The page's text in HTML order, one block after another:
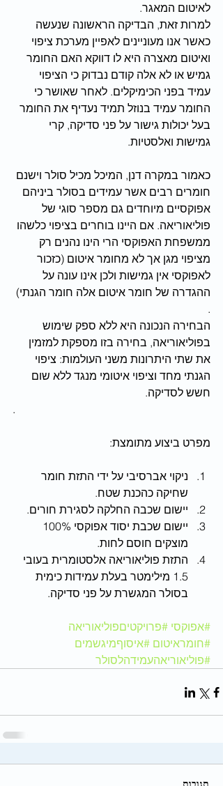
לאיטום המאגר.
למרות זאת, הבדיקה הראשונה שנעשה
כאשר אנו מעוניינים לאפיין מערכת ציפוי
ואיטום מאצרה היא לו דווקא האם החומר
גמיש או לא אלה קודם נבדוק כי הציפוי
עמיד בפני הכימיקלים. לאחר שאושר כי
החומר עמיד בנוזל תמיד נעדיף את החומר
בעל יכולות גישור על פני סדיקה, קרי
גמישות ואלסטיות.
כאמור במקרה דנן, המיכל מכיל סולר וישנם
חומרים רבים אשר עמידים בסולר ביניהם
אפוקסיים מיוחדים גם מספר סוגי של
פוליאוריאה. אם היינו בוחרים בציפוי כלשהו
ממשפחת האפוקסי הרי הינו נהנים רק
מציפוי מגן אך לא מחומר איטום (כזכור
לאפוקסי אין גמישות ולכן אינו עונה על
ההגדרה של חומר איטום אלה חומר הגנתי)
.
הבחירה הנכונה היא ללא ספק שימוש
בפוליאוריאה, בחירה בזו מספקת למזמין
את שתי היתרונות משני העולמות: ציפוי
הגנתי מחד וציפוי איטומי מנגד ללא שום
חשש לסדיקה.
.
מפרט ביצוע מתומצת:
ניקוי אברסיבי על ידי התזת חומר
שחיקה כהכנת שטח.
יישום שכבה החלקה לסגירת חורים.
מוצקים חוסם לחות.
התזת פוליאוריאה אלסטומרית בעובי
1.5 מילימטר בעלת עמידות כימית
בסולר המגשרת על פני סדיקה.
#אפוקסי #פרויקטיםפוליאוריאה
#חומראיטום #איסוףמיגשמים
#פוליאוריאהעמידהלסולר